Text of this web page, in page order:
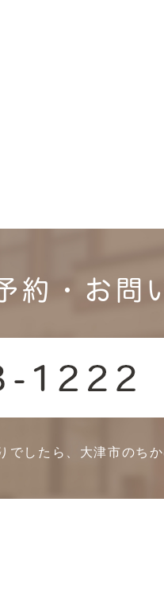
約・お問
でしたら、大津市のち